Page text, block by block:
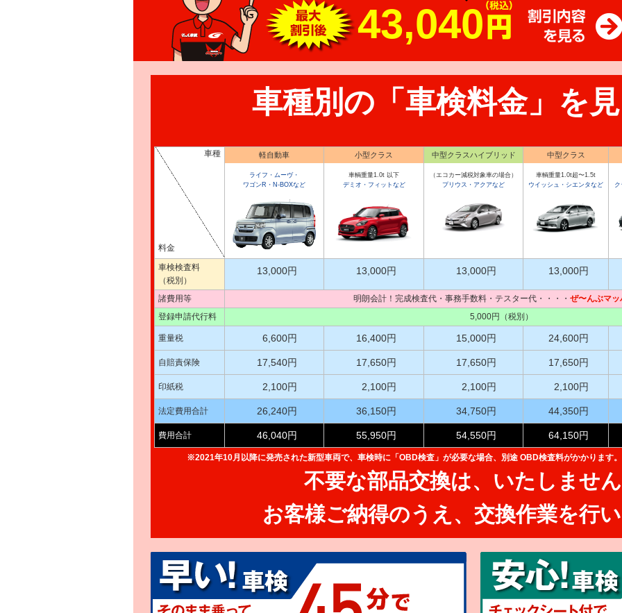
43,040
車種別の「車検料金」を
車種
料金
軽自動車
ライフ・ムーヴ・
ワゴンR・N-BOXなど
小型クラス
車輌重量1.0t 以下
デミオ・フィットなど
中型クラスハイブリッド
（エコカー減税対象車の場合）
プリウス・アクアなど
中型クラス
車輌重量1.0t超〜1.5t
ウイッシュ・シエンタなど
車検検査料
（税別）
13,000円 13,000円 13,000円 13,000円
諸費用等 明朗会計！完成検査代・事務手数料・テスター代・・・・ ぜ〜んぶマッ
登録申請代行料
5,000円（税別）
重量税 6,600円 16,400円 15,000円 24,600円
自賠責保険 17,540円 17,650円 17,650円 17,650円
印紙税 2,100円 2,100円 2,100円 2,100円
法定費用合計 26,240円 36,150円 34,750円 44,350円
費用合計 46,040円 55,950円 54,550円 64,150円
※2021年10月以降に発売された新型車両で、 車検時に「OBD検査」が必要な場合、別途 OBD検査料がかかります。
不要な部品交換は、 いたしませ
お客様ご納得のうえ、 交換作業を行